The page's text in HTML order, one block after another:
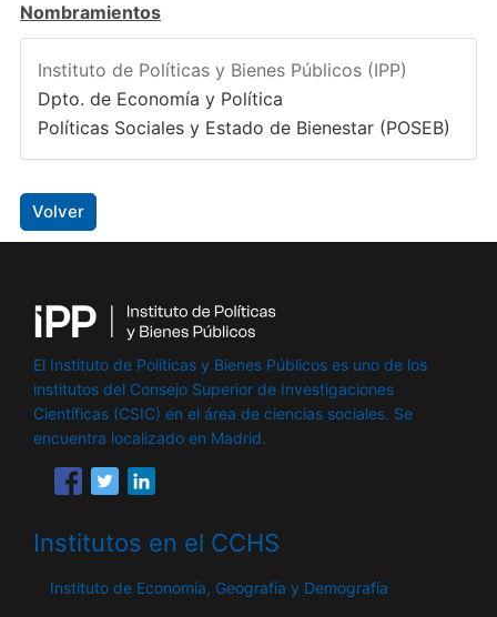
Nombramientos
Instituto de Políticas y Bienes Públicos (IPP)
Dpto. de Economía y Política
Políticas Sociales y Estado de Bienestar (POSEB)
Volver
El Instituto de Políticas y Bienes Públicos es uno de los
institutos del Consejo Superior de Investigaciones
Científicas (CSIC) en el área de ciencias sociales. Se
encuentra localizado en Madrid.
Institutos en el CCHS
Instituto de Economía, Geografía y Demografía